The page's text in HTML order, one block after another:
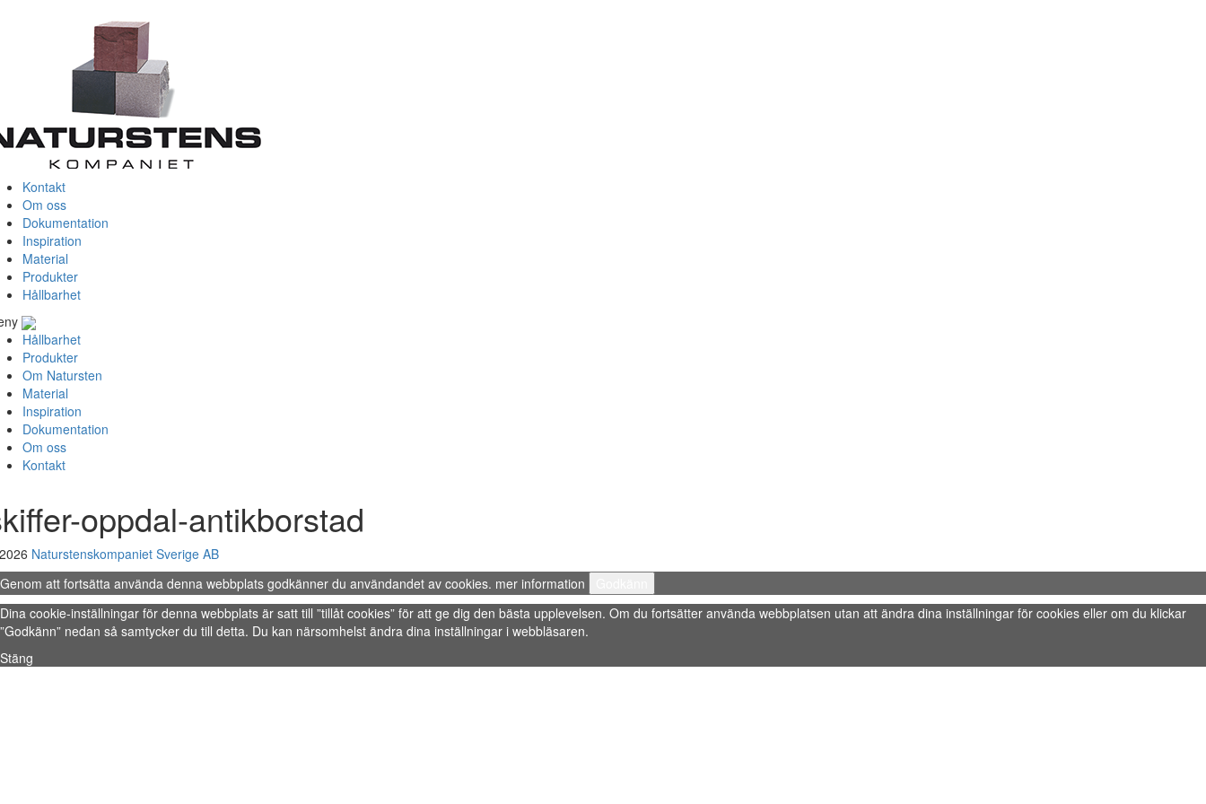
Kontakt
Om oss
Dokumentation
Inspiration
Material
Produkter
Hållbarhet
Hållbarhet
Produkter
Om Natursten
Material
Inspiration
Dokumentation
Om oss
Kontakt
oppdal-antikborstad
Naturstenskompaniet Sverige AB
Genom att fortsätta använda denna webbplats godkänner du användandet av cookies. mer information
Dina cookie-inställningar för denna webbplats är satt till ”tillåt cookies” för att ge dig den bästa upplevelsen. Om du fortsätter använda webbplatsen utan att ändra dina inställningar för cookies eller om du klickar
”Godkänn” nedan så samtycker du till detta. Du kan närsomhelst ändra dina inställningar i webbläsaren.
Stäng